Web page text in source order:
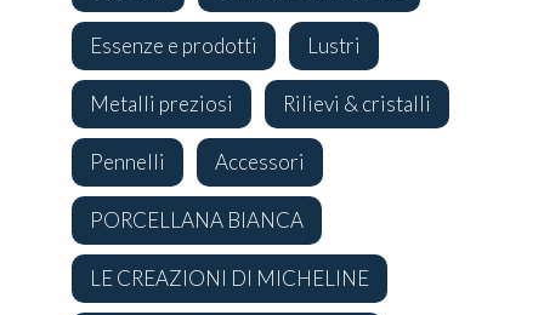
Essenze e prodotti Lustri
Metalli preziosi Rilievi & cristalli
Pennelli Accessori
PORCELLANA BIANCA
LE CREAZIONI DI MICHELINE